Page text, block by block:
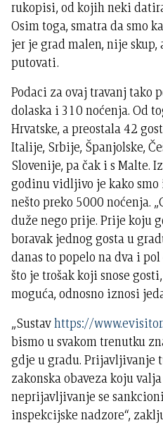
rukopisi, od kojih neki
Osim toga, smatra da smo
jer je grad malen, nije
putovati.
Podaci za ovaj travanj tako
dolaska i 310 noćenja. Od
Hrvatske, a preostala 42
Italije, Srbije, Španjolske,
Slovenije, pa čak i s Malte.
godinu vidljivo je kako
nešto preko 5000 noćenja.
duže nego prije. Prije koju
boravak jednog gosta u
danas to popelo na dva i
što je trošak koji snose
moguća, odnosno iznosi
„Sustavhttps://
bismo u svakom trenutku
gdje u gradu. Prijavljivanje
zakonska obaveza koju
neprijavljivanje se
inspekcijske nadzore“,